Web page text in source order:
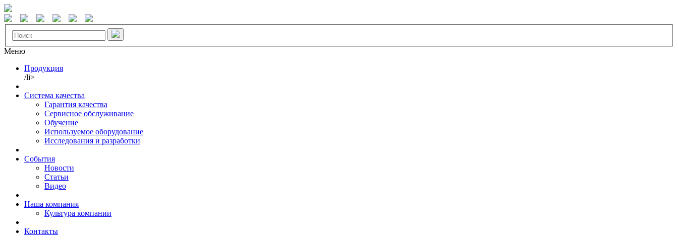
Меню
Продукция
/li>
Система качества
Гарантия качества
Сервисное обслуживание
Обучение
Используемое оборудование
Исследования и разработки
События
Новости
Статьи
Видео
Наша компания
Культура компании
Контакты